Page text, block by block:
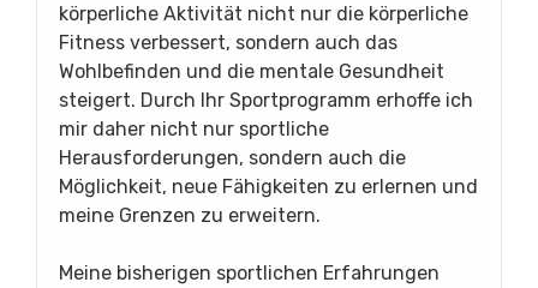
körperliche Aktivität nicht nur die körperliche
Fitness verbessert, sondern auch das
Wohlbefinden und die mentale Gesundheit
steigert. Durch Ihr Sportprogramm erhoffe ich
mir daher nicht nur sportliche
Herausforderungen, sondern auch die
Möglichkeit, neue Fähigkeiten zu erlernen und
meine Grenzen zu erweitern.
Meine bisherigen sportlichen Erfahrungen